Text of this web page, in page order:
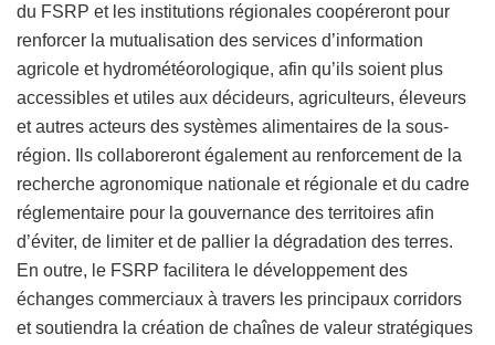
du FSRP et les institutions régionales coopéreront pour
renforcer la mutualisation des services d’information
agricole et hydrométéorologique, afin qu’ils soient plus
accessibles et utiles aux décideurs, agriculteurs, éleveurs
et autres acteurs des systèmes alimentaires de la sous-
région. Ils collaboreront également au renforcement de la
recherche agronomique nationale et régionale et du cadre
réglementaire pour la gouvernance des territoires afin
d’éviter, de limiter et de pallier la dégradation des terres.
En outre, le FSRP facilitera le développement des
échanges commerciaux à travers les principaux corridors
et soutiendra la création de chaînes de valeur stratégiques